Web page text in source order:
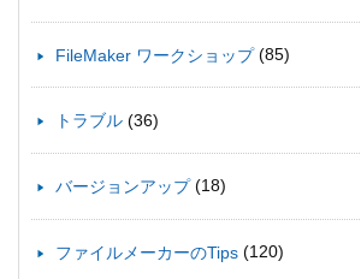
FileMaker ワークショップ(85)
トラブル (36)
バージョンアップ(18)
ファイルメーカーのTips (120)